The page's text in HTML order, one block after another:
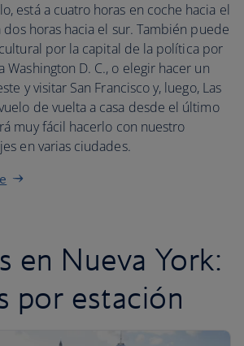
está a cuatro horas en coche hacia el
dos horas hacia el sur. También puede
por la capital de la política por
Washington D. C., o elegir hacer un
y visitar San Francisco y, luego, Las
de vuelta a casa desde el último
muy fácil hacerlo con nuestro
en varias ciudades.
en Nueva York:
por estación